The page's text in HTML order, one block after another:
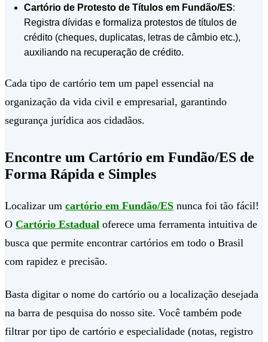
Cartório de Protesto de Títulos em Fundão/ES:
Registra dívidas e formaliza protestos de títulos de
crédito (cheques, duplicatas, letras de câmbio etc.),
auxiliando na recuperação de crédito.
Cada tipo de cartório tem um papel essencial na
organização da vida civil e empresarial, garantindo
segurança jurídica aos cidadãos.
Encontre um Cartório em Fundão/ES de
Forma Rápida e Simples
Localizar um cartório em Fundão/ES nunca foi tão fácil!
O Cartório Estadual oferece uma ferramenta intuitiva de
busca que permite encontrar cartórios em todo o Brasil
com rapidez e precisão.
Basta digitar o nome do cartório ou a localização desejada
na barra de pesquisa do nosso site. Você também pode
filtrar por tipo de cartório e especialidade (notas, registro